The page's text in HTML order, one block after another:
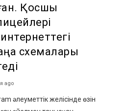
Қосшы
схемалары
ago
әлеуметтік желісінде өзін